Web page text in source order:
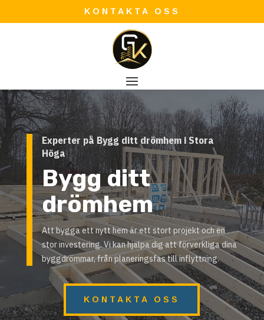
KONTAKTA OSS
Experter på Bygg ditt drömhem i Stora
Höga
Bygg ditt
drömhem
Att bygga ett nytt hem är ett stort projekt och en
stor investering. Vi kan hjälpa dig att förverkliga dina
byggdrömmar, från planeringsfas till inflyttning.
KONTAKTA OSS